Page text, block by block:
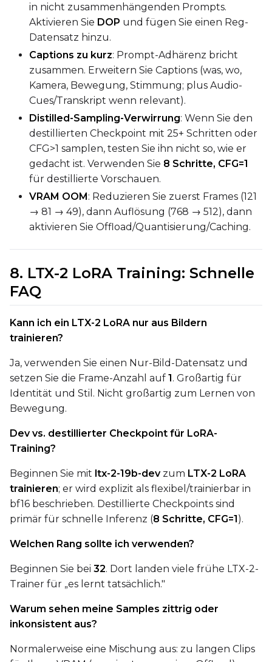
in nicht zusammenhängenden Prompts.
Aktivieren Sie DOP und fügen Sie einen Reg-
Datensatz hinzu.
Captions zu kurz: Prompt-Adhärenz bricht
zusammen. Erweitern Sie Captions (was, wo,
Kamera, Bewegung, Stimmung; plus Audio-
Cues/Transkript wenn relevant).
Distilled-Sampling-Verwirrung: Wenn Sie den
destillierten Checkpoint mit 25+ Schritten oder
CFG>1 samplen, testen Sie ihn nicht so, wie er
gedacht ist. Verwenden Sie 8 Schritte, CFG=1
für destillierte Vorschauen.
VRAM OOM: Reduzieren Sie zuerst Frames (121
→ 81 → 49), dann Auflösung (768 → 512), dann
aktivieren Sie Offload/Quantisierung/Caching.
8. LTX-2 LoRA Training: Schnelle
FAQ
Kann ich ein LTX-2 LoRA nur aus Bildern
trainieren?
Ja, verwenden Sie einen Nur-Bild-Datensatz und
setzen Sie die Frame-Anzahl auf 1. Großartig für
Identität und Stil. Nicht großartig zum Lernen von
Bewegung.
Dev vs. destillierter Checkpoint für LoRA-
Training?
Beginnen Sie mit ltx-2-19b-devzum LTX-2 LoRA
trainieren; er wird explizit als flexibel/trainierbar in
bf16 beschrieben. Destillierte Checkpoints sind
primär für schnelle Inferenz (8 Schritte, CFG=1).
Welchen Rang sollte ich verwenden?
Beginnen Sie bei 32. Dort landen viele frühe LTX-2-
Trainer für „es lernt tatsächlich."
Warum sehen meine Samples zittrig oder
inkonsistent aus?
Normalerweise eine Mischung aus: zu langen Clips